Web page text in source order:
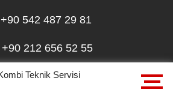
+90 542 487 29 81
+90 212 656 52 55